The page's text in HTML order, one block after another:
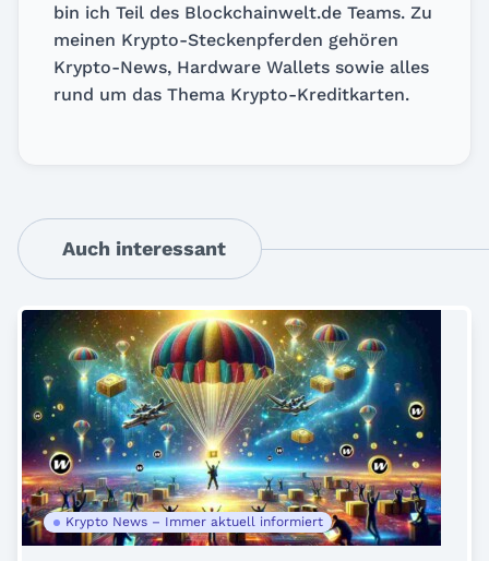
bin ich Teil des Blockchainwelt.de Teams. Zu
meinen Krypto-Steckenpferden gehören
Krypto-News, Hardware Wallets sowie alles
rund um das Thema Krypto-Kreditkarten.
Auch interessant
Krypto News – Immer aktuell informiert